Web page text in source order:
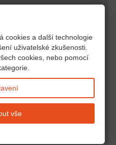
právo
právo
obohacení
cookies a další technologie
uživatelské zkušenosti.
cookies, nebo pomocí
vše